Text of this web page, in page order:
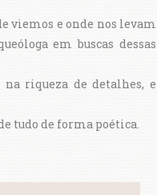
viemos e onde nos levam
em buscas dessas
riqueza de detalhes, e
tudo de forma poética.